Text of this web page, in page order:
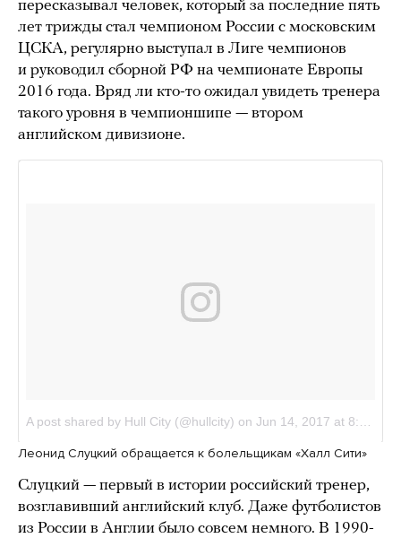
пересказывал человек, который за последние пять
лет трижды стал чемпионом России с московским
ЦСКА, регулярно выступал в Лиге чемпионов
и руководил сборной РФ на чемпионате Европы
2016 года. Вряд ли кто-то ожидал увидеть тренера
такого уровня в чемпионшипе — втором
английском дивизионе.
Леонид Слуцкий обращается к болельщикам «Халл Сити»
Слуцкий — первый в истории российский тренер,
возглавивший английский клуб. Даже футболистов
из России в Англии было совсем немного. В 1990-